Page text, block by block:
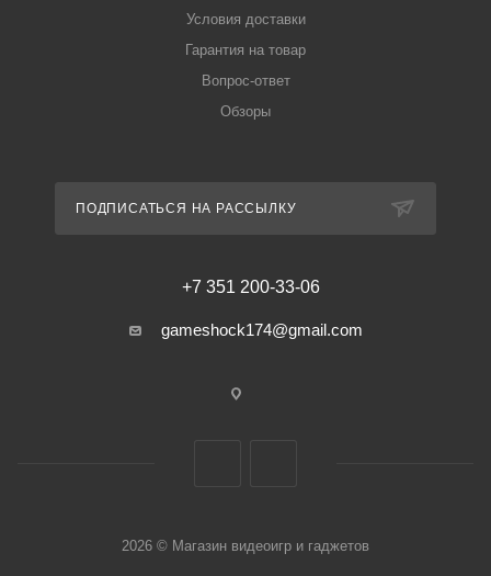
Условия доставки
Гарантия на товар
Вопрос-ответ
Обзоры
ПОДПИСАТЬСЯ НА РАССЫЛКУ
+7 351 200-33-06
gameshock174@gmail.com
2026 © Магазин видеоигр и гаджетов